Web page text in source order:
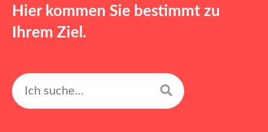
Hier kommen Sie bestimmt zu
Ihrem Ziel.